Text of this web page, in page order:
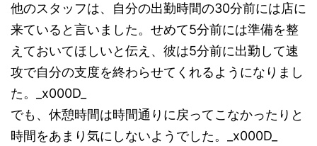
他のスタッフは、自分の出勤時間の30分前には店に
来ていると言いました。せめて5分前には準備を整
えておいてほしいと伝え、彼は5分前に出勤して速
攻で自分の支度を終わらせてくれるようになりまし
た。_x000D_
でも、休憩時間は時間通りに戻ってこなかったりと
時間をあまり気にしないようでした。_x000D_